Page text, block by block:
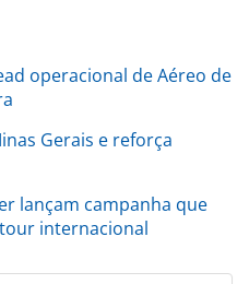
operacional de Aéreo de
Gerais e reforça
lançam campanha que
internacional